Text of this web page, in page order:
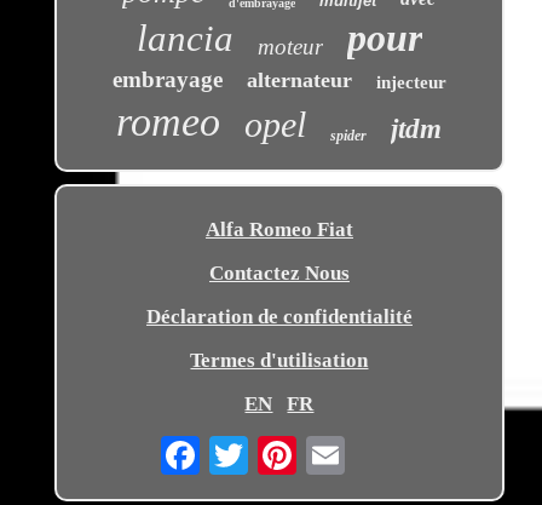
d'embrayage
lancia moteur pour
embrayage alternateur injecteur
romeo opel spider jtdm
Alfa Romeo Fiat
Contactez Nous
Déclaration de confidentialité
Termes d'utilisation
EN
FR